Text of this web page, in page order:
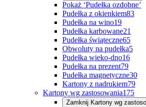
Pokaż ‘Pudełka ozdobne’
Pudełka z okienkiem83
Pudełka na wino19
Pudełka karbowane21
Pudełka świąteczne65
Obwoluty na pudełka5
Pudełka wieko-dno16
Pudełka na prezent79
Pudełka magnetyczne30
Kartony z nadrukiem79
Kartony wg zastosowania175
Zamknij Kartony wg